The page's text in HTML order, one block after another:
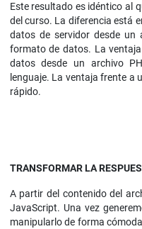
Este resultado es idéntico al
del curso. La diferencia está
datos de servidor desde un
formato de datos. La
datos desde un archivo
lenguaje. La ventaja frente a
rápido.
TRANSFORMAR LA
A partir del contenido del
JavaScript. Una vez
manipularlo de forma